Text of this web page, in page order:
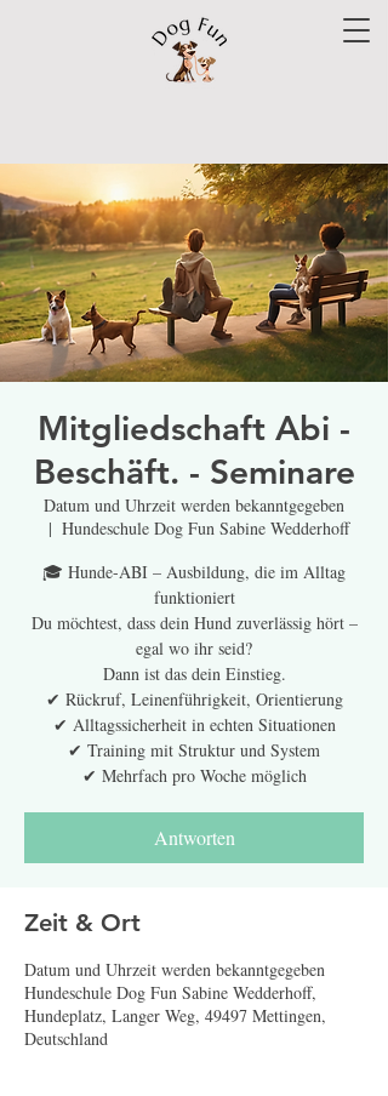
Mitgliedschaft Abi -
Beschäft. - Seminare
Datum und Uhrzeit werden bekanntgegeben
  |
Hundeschule Dog Fun Sabine Wedderhoff
🎓 Hunde-ABI – Ausbildung, die im Alltag
funktioniert
Du möchtest, dass dein Hund zuverlässig hört –
egal wo ihr seid?
Dann ist das dein Einstieg.
✔ Rückruf, Leinenführigkeit, Orientierung
✔ Alltagssicherheit in echten Situationen
✔ Training mit Struktur und System
✔ Mehrfach pro Woche möglich
Antworten
Zeit & Ort
Datum und Uhrzeit werden bekanntgegeben
Hundeschule Dog Fun Sabine Wedderhoff,
Hundeplatz, Langer Weg, 49497 Mettingen,
Deutschland